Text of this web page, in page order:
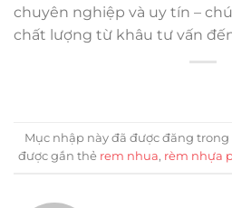
chuyên nghiệp và uy tín –
chất lượng từ khâu tư vấn
Mục nhập này đã được đăng trong
được gắn thẻ rem nhua, rèm nhựa